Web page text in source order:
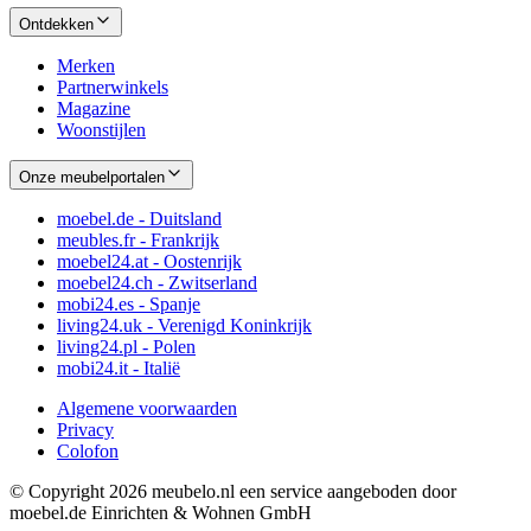
Ontdekken
Merken
Partnerwinkels
Magazine
Woonstijlen
Onze meubelportalen
moebel.de - Duitsland
meubles.fr - Frankrijk
moebel24.at - Oostenrijk
moebel24.ch - Zwitserland
mobi24.es - Spanje
living24.uk - Verenigd Koninkrijk
living24.pl - Polen
mobi24.it - Italië
Algemene voorwaarden
Privacy
Colofon
© Copyright 2026 meubelo.nl een service aangeboden door
moebel.de Einrichten & Wohnen GmbH